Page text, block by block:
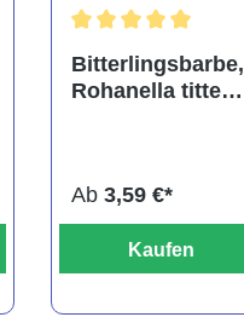
Bitterlingsbarbe,
Rohanella titteya,
Ab 3,59 €*
Kaufen